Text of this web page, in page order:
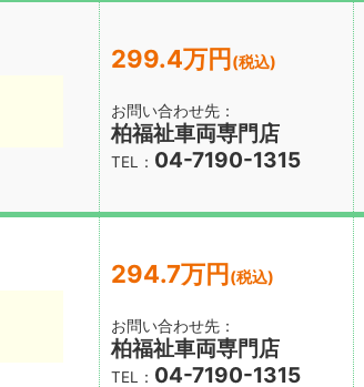
299.4万円(税込)
お問い合わせ先：
柏福祉車両専門店
TEL： 04-7190-1315
294.7万円(税込)
お問い合わせ先：
柏福祉車両専門店
TEL： 04-7190-1315